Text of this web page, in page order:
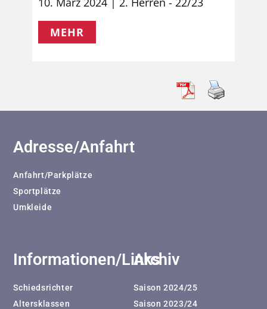
MEHR
Adresse/Anfahrt
Anfahrt/Parkplätze
Sportplätze
Umkleide
Informationen/Links
Schiedsrichter
Altersklassen
Archiv
Saison 2024/25
Saison 2023/24